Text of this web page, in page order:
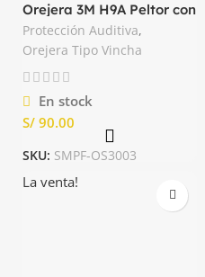
Orejera 3M H9A Peltor con
Banda 25dB
Protección Auditiva,
Orejera Tipo Vincha
En stock
S/
SKU: SMPF-OS3003
La venta!